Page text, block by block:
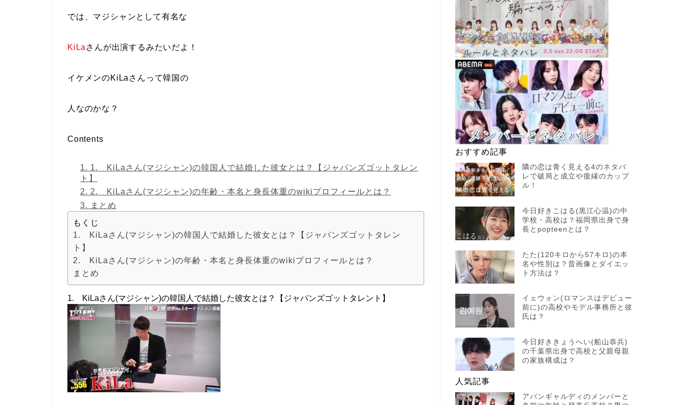
では、マジシャンとして有名な
KiLa さんが出演するみたいだよ！
イケメンのKiLaさんって韓国の
人なのかな？
Contents
1. 1. KiLaさん(マジシャン)の韓国人で結婚した彼女とは？【ジャパンズゴットタレン
ト】
2. 2. KiLaさん(マジシャン)の年齢・本名と身長体重のwikiプロフィールとは？
3. まとめ
もくじ
1. KiLaさん(マジシャン)の韓国人で結婚した彼女とは？【ジャパンズゴットタレン
ト】
2. KiLaさん(マジシャン)の年齢・本名と身長体重のwikiプロフィールとは？
まとめ
1. KiLaさん(マジシャン)の韓国人で結婚した彼女とは？【ジャパンズゴットタレント】
おすすめ記事
隣の恋は青く見える4のネタバ
レで破局と成立や復縁のカップ
ル！
今日好きこはる(黒江心温)の中
学校・高校は？福岡県出身で身
長とpopteenとは？
たた(120キロから57キロ)の本
名や性別は？昔画像とダイエッ
ト方法は？
イェウォン(ロマンスはデビュー
前に)の高校やモデル事務所と彼
氏は？
今日好ききょうへい(船山恭兵)
の千葉県出身で高校と父親母親
の家族構成は？
人気記事
アバンギャルディのメンバーと